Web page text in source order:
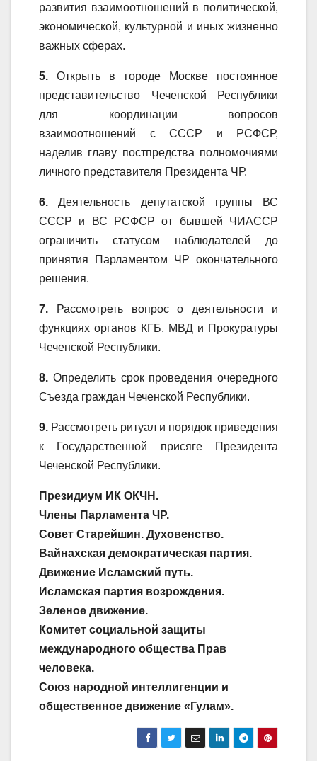
развития взаимоотношений в политической,
экономической, культурной и иных жизненно
важных сферах.
5. Открыть в городе Москве постоянное
представительство Чеченской Республики
для координации вопросов
взаимоотношений с СССР и РСФСР,
наделив главу постпредства полномочиями
личного представителя Президента ЧР.
6. Деятельность депутатской группы ВС
СССР и ВС РСФСР от бывшей ЧИАССР
ограничить статусом наблюдателей до
принятия Парламентом ЧР окончательного
решения.
7. Рассмотреть вопрос о деятельности и
функциях органов КГБ, МВД и Прокуратуры
Чеченской Республики.
8. Определить срок проведения очередного
Съезда граждан Чеченской Республики.
9. Рассмотреть ритуал и порядок приведения
к Государственной присяге Президента
Чеченской Республики.
Президиум ИК ОКЧН.
Члены Парламента ЧР.
Совет Старейшин. Духовенство.
Вайнахская демократическая партия.
Движение Исламский путь.
Исламская партия возрождения.
Зеленое движение.
Комитет социальной защиты
международного общества Прав
человека.
Союз народной интеллигенции и
общественное движение «Гулам».